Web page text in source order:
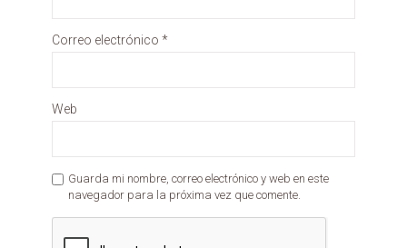
Correo electrónico *
Web
Guarda mi nombre, correo electrónico y web en este
navegador para la próxima vez que comente.